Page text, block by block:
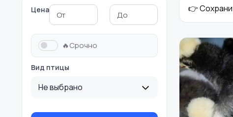
Цена
🔥Срочно
Вид птицы
Не выбрано
👉